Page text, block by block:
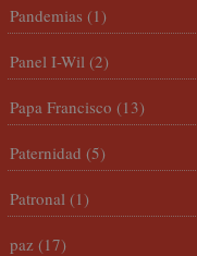
Pandemias (1)
Panel I-Wil (2)
Papa Francisco (13)
Paternidad (5)
Patronal (1)
paz (17)